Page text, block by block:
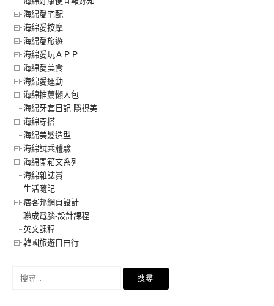
海綿愛宅配
海綿愛按摩
海綿愛旅遊
海綿愛玩ＡＰＰ
海綿愛美食
海綿愛運動
海綿推薦懶人包
海綿牙套日記-隱視美
海綿穿搭
海綿美髮造型
海綿試乘體驗
海綿開箱文系列
海綿雜誌賞
生活隨記
痞客邦網頁設計
聯成電腦-設計課程
英文課程
韓國旅遊自由行